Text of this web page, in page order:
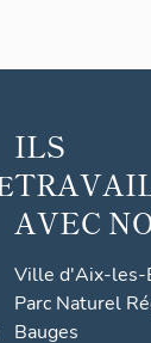
ILS
AVEC
Ville d'Aix-les-
Parc Naturel
Bauges